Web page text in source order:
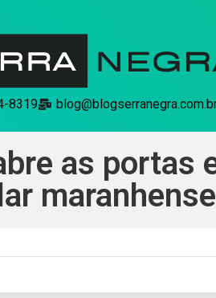
8319
as portas
maranhense